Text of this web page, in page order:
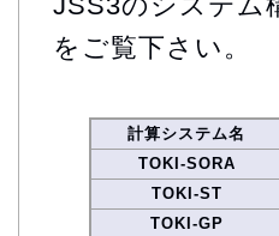
をご覧下さい。
計算システム名
TOKI-SORA
TOKI-ST
TOKI-GP